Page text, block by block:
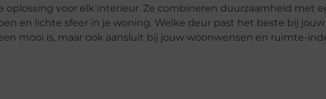
voor elk interieur. Ze combineren duurzaamheid met
en lichte sfeer in je woning. Welke deur past het beste bij jouw
mooi is, maar ook aansluit bij jouw woonwensen en ruimte-